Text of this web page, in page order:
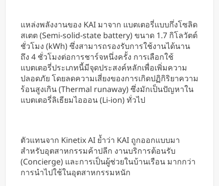
แหล่งพลังงานของ KAI มาจาก แบตเตอรี่แบบกึ่งโซลิด
สเตต (Semi-solid-state battery) ขนาด 1.7 กิโลวัตต์
ชั่วโมง (kWh) ซึ่งสามารถรองรับการใช้งานได้นาน
ถึง 4 ชั่วโมงต่อการชาร์จหนึ่งครั้ง การเลือกใช้
แบตเตอรี่ประเภทนี้มีจุดประสงค์หลักเพื่อเพิ่มความ
ปลอดภัย โดยลดความเสี่ยงของการเกิดปฏิกิริยาความ
ร้อนสูงเกิน (Thermal runaway) ซึ่งมักเป็นปัญหาใน
แบตเตอรี่ลิเธียมไอออน (Li-ion) ทั่วไป
ตัวแทนจาก Kinetix AI ย้ำว่า KAI ถูกออกแบบมา
สำหรับอุตสาหกรรมค้าปลีก งานบริการต้อนรับ
(Concierge) และการเป็นผู้ช่วยในบ้านเรือน มากกว่า
การนำไปใช้ในอุตสาหกรรมหนัก